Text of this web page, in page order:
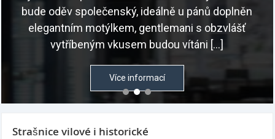
bude oděv společenský, ideálně u pánů doplněn
elegantním motýlkem, gentlemani s obzvlášť
vytříbeným vkusem budou vítáni […]
Více informací
Strašnice vilové i historické